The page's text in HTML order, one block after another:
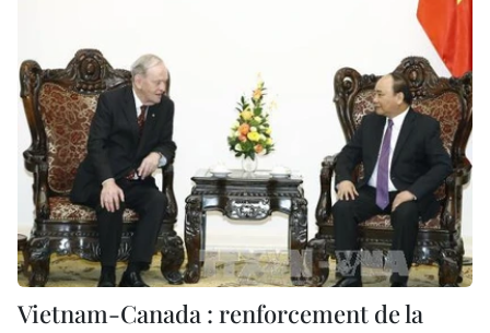
Vietnam-Canada : renforcement de la